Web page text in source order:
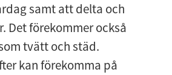
samt att delta och
Det förekommer också
tvätt och städ.
kan förekomma på